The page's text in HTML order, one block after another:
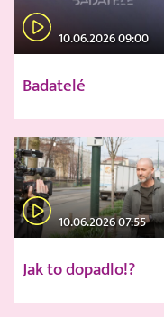
10.06.2026 09:00
Badatelé
10.06.2026 07:55
Jak to dopadlo!?